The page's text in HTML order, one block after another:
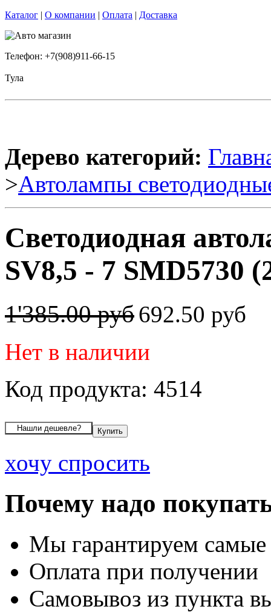
Каталог | О компании | Оплата | Доставка
Телефон: +7(908)911-66-15
Тула
Дерево категорий:
>Автолампы
Светодиодная
SV8,5 - 7 SMD5730
1'385.00 руб692.50 руб
Нет в наличии
Код продукта: 4514
хочу спросить
Почему надо
Мы гарантируем
Оплата при получении
Самовывоз из пункта